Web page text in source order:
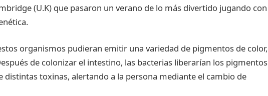
(U.K) que pasaron un verano de lo más divertido jugando con
organismos pudieran emitir una variedad de pigmentos de color,
de colonizar el intestino, las bacterias liberarían los pigmentos
distintas toxinas, alertando a la persona mediante el cambio de